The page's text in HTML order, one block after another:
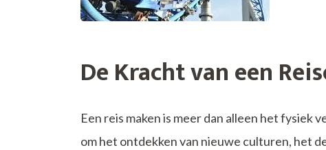
De Kracht van een
Een reis maken is meer dan alleen het fysiek
om het ontdekken van nieuwe culturen, het